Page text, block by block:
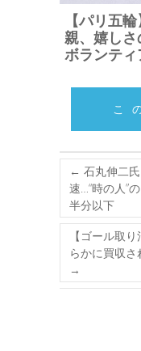
【パリ五
親、嬉し
ボランテ
こ
← 石丸伸二
速…“時の人”
半分以下
【ゴール取
らかに買収さ
→